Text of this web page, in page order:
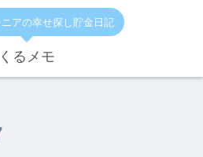
アの幸せ探し貯金日記
くるメモ